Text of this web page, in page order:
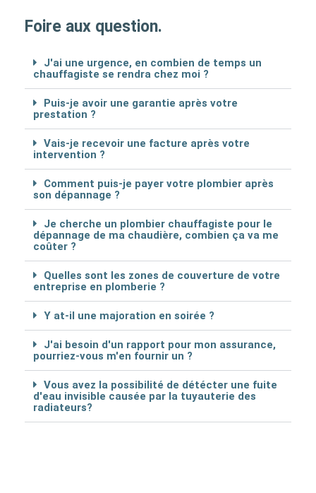
Foire aux question.
J'ai une urgence, en combien de temps un
chauffagiste se rendra chez moi ?
Puis-je avoir une garantie après votre
prestation ?
Vais-je recevoir une facture après votre
intervention ?
Comment puis-je payer votre plombier après
son dépannage ?
Je cherche un plombier chauffagiste pour le
dépannage de ma chaudière, combien ça va me
coûter ?
Quelles sont les zones de couverture de votre
entreprise en plomberie ?
Y at-il une majoration en soirée ?
J'ai besoin d'un rapport pour mon assurance,
pourriez-vous m'en fournir un ?
Vous avez la possibilité de détécter une fuite
d'eau invisible causée par la tuyauterie des
radiateurs?